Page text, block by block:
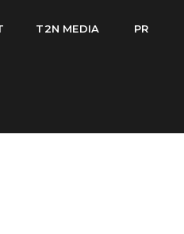
T2N MEDIA PR